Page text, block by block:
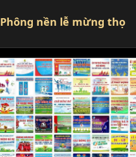
Phông nền lễ mừng thọ